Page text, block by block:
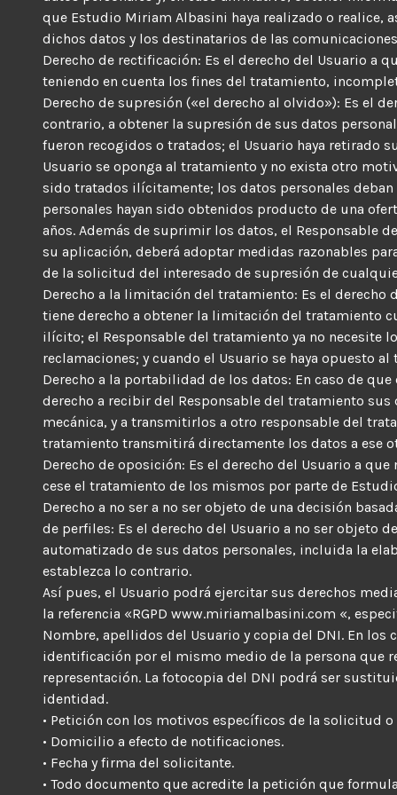
que Estudio Miriam Albasini haya realizado o realice,
dichos datos y los destinatarios de las
Derecho de rectificación: Es el derecho del Usuario a
teniendo en cuenta los fines del tratamiento,
Derecho de supresión («el derecho al olvido»): Es el
contrario, a obtener la supresión de sus datos
fueron recogidos o tratados; el Usuario haya retirado
Usuario se oponga al tratamiento y no exista otro
sido tratados ilícitamente; los datos personales
personales hayan sido obtenidos producto de una
años. Además de suprimir los datos, el Responsable
su aplicación, deberá adoptar medidas razonables
de la solicitud del interesado de supresión de
Derecho a la limitación del tratamiento: Es el
tiene derecho a obtener la limitación del tratamiento
ilícito; el Responsable del tratamiento ya no necesite
reclamaciones; y cuando el Usuario se haya opuesto
Derecho a la portabilidad de los datos: En caso de
derecho a recibir del Responsable del tratamiento
mecánica, y a transmitirlos a otro responsable del
tratamiento transmitirá directamente los datos a ese
Derecho de oposición: Es el derecho del Usuario a
cese el tratamiento de los mismos por parte de
Derecho a no ser a no ser objeto de una decisión
de perfiles: Es el derecho del Usuario a no ser objeto
automatizado de sus datos personales, incluida la
establezca lo contrario.
Así pues, el Usuario podrá ejercitar sus derechos
la referencia «RGPD www.miriamalbasini.com «,
Nombre, apellidos del Usuario y copia del DNI. En los
identificación por el mismo medio de la persona que
representación. La fotocopia del DNI podrá ser
identidad.
• Petición con los motivos específicos de la solicitud
• Domicilio a efecto de notificaciones.
• Fecha y firma del solicitante.
• Todo documento que acredite la petición que